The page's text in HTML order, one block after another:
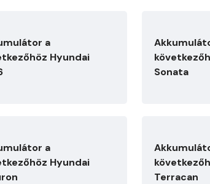
a
Hyundai
Sonata
a
Hyundai
Terracan